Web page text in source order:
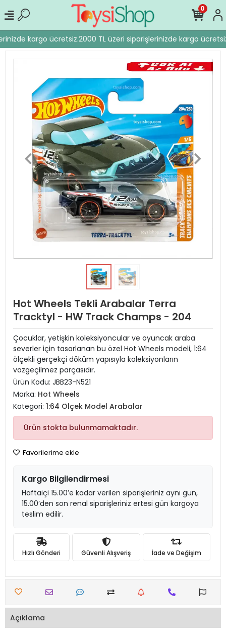
kargo ücretsiz.2000 TL üzeri siparişlerinizde kargo
0
Hot Wheels Tekli Arabalar Terra
Tracktyl - HW Track Champs - 204
Çocuklar, yetişkin koleksiyoncular ve oyuncak araba
severler için tasarlanan bu özel Hot Wheels modeli, 1:64
ölçekli gerçekçi döküm yapısıyla koleksiyonların
vazgeçilmez parçasıdır.
Ürün Kodu: JBB23-N521
Marka: Hot Wheels
Kategori: 1:64 Ölçek Model Arabalar
Ürün stokta bulunmamaktadır.
Favorilerime ekle
Kargo Bilgilendirmesi
Haftaiçi 15.00’e kadar verilen siparişleriniz aynı gün,
15.00’den son renal siparişleriniz ertesi gün kargoya
teslim edilir.
Hızlı Gönderi Güvenli Alışveriş İade ve Değişim
Açıklama